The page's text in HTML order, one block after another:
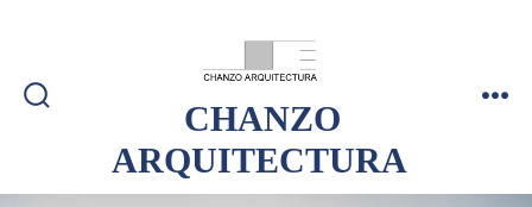
CHANZO
ARQUITECTURA